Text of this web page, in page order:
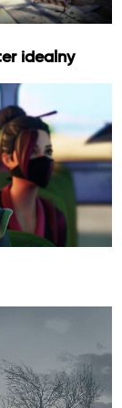
idealny